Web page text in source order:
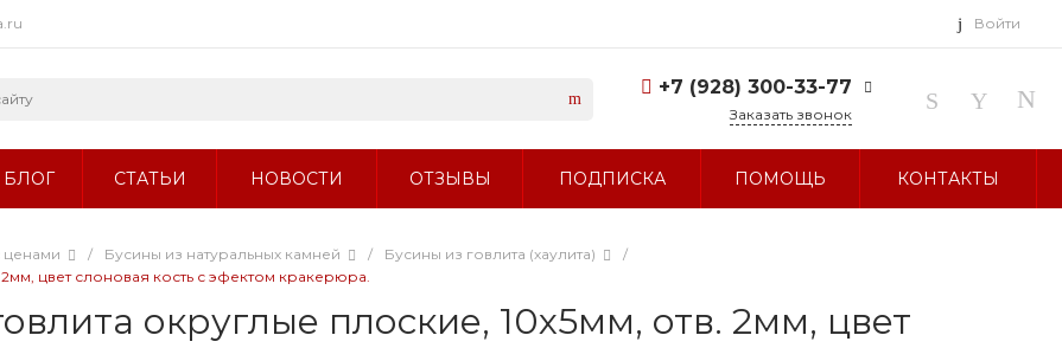
Войти
+7 (928) 300-33-77
г. Ставрополь, ул.
Заказать звонок
БЛОГ СТАТЬИ НОВОСТИ ОТЗЫВЫ ПОДПИСКА ПОМОЩЬ КОНТАКТЫ
ценами / Бусины из натуральных камней / Бусины из говлита (хаулита)
/
цвет слоновая кость с эфектом кракерюра.
округлые плоские, 10х5мм, отв. 2мм, цвет